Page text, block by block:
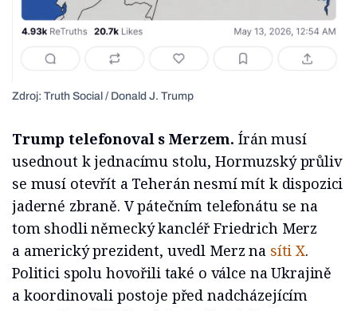
Zdroj: Truth Social / Donald J. Trump
Trump telefonoval s Merzem. Írán musí
usednout k jednacímu stolu, Hormuzský průliv
se musí otevřít a Teherán nesmí mít k dispozici
jaderné zbraně. V pátečním telefonátu se na
tom shodli německý kancléř Friedrich Merz
a americký prezident, uvedl Merz na síti X.
Politici spolu hovořili také o válce na Ukrajině
a koordinovali postoje před nadcházejícím